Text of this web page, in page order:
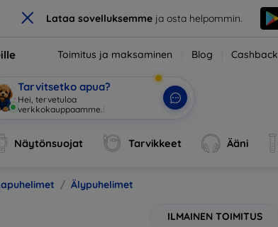
× Lataa sovelluksemmeja osta helpommin.
Toimitus ja maksaminen Blog Cashback
Tarvitsetko apua?
Ole|
Näytönsuojat Tarvikkeet Ääni
Älypuhelimet
ILMAINEN TOIMITUS